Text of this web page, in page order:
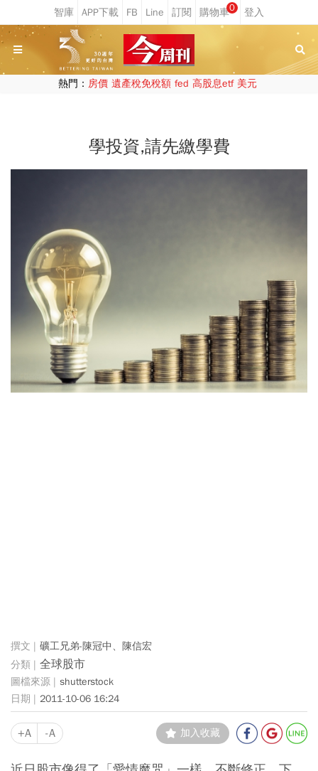
0
熱門： 房價 遺產稅免稅額 fed 高股息etf 美元
學投資,請先繳學費
礦工兄弟-陳冠中、陳信宏
全球股市
shutterstock
2011-10-06 16:24
+A -A 加入收藏